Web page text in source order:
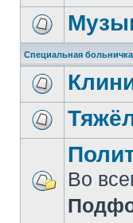
Специальная больничка
Во